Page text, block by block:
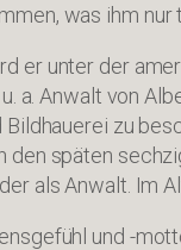
was ihm nur
er unter der
a. Anwalt von
zu
den späten
als Anwalt. Im
und -